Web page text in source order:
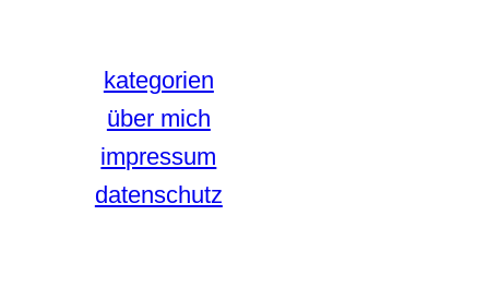
kategorien
über mich
impressum
datenschutz